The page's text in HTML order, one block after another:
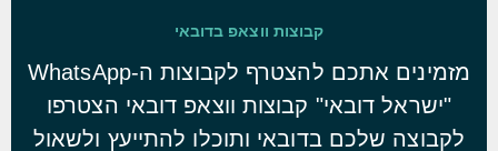
קבוצות ווצאפ בדובאי
מזמינים אתכם להצטרף לקבוצות ה-WhatsApp
"ישראל דובאי" קבוצות ווצאפ דובאי הצטרפו
לקבוצה שלכם בדובאי ותוכלו להתייעץ ולשאול